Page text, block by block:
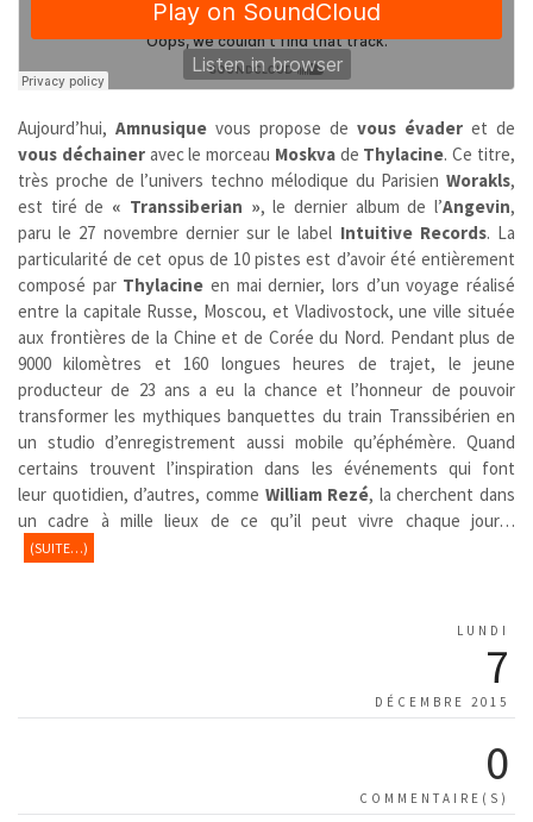
Aujourd’hui, Amnusique vous propose de vous évader et de
vous déchaineravec le morceau Moskva de Thylacine. Ce titre,
très proche de l’univers techno mélodique du Parisien Worakls,
est tiré de « Transsiberian », le dernier album de l’Angevin,
paru le 27 novembre dernier sur le label Intuitive Records. La
particularité de cet opus de 10 pistes est d’avoir été entièrement
composé par Thylacine en mai dernier, lors d’un voyage réalisé
entre la capitale Russe, Moscou, et Vladivostock, une ville située
aux frontières de la Chine et de Corée du Nord. Pendant plus de
9000 kilomètres et 160 longues heures de trajet, le jeune
producteur de 23 ans a eu la chance et l’honneur de pouvoir
transformer les mythiques banquettes du train Transsibérien en
un studio d’enregistrement aussi mobile qu’éphémère. Quand
certains trouvent l’inspiration dans les événements qui font
leur quotidien, d’autres, comme William Rezé, la cherchent dans
un cadre à mille lieux de ce qu’il peut vivre chaque jour…
(SUITE…)
LUNDI
7
DÉCEMBRE 2015
0
COMMENTAIRE(S)